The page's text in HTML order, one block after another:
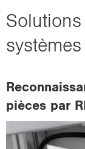
pièces par